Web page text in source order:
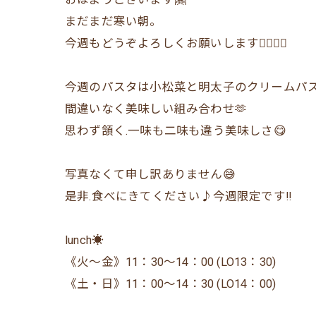
まだまだ寒い朝。
今週もどうぞよろしくお願いします🙇‍♂️🙇‍♀️
今週のパスタは小松菜と明太子のクリームパ
間違いなく美味しい組み合わせ🫶
思わず頷く.一味も二味も違う美味しさ😋
写真なくて申し訳ありません😅
是非.食べにきてください♪今週限定です‼️
lunch☀️
《火〜金》11：30〜14：00 (LO13：30)
《土・日》11：00〜14：30 (LO14：00)